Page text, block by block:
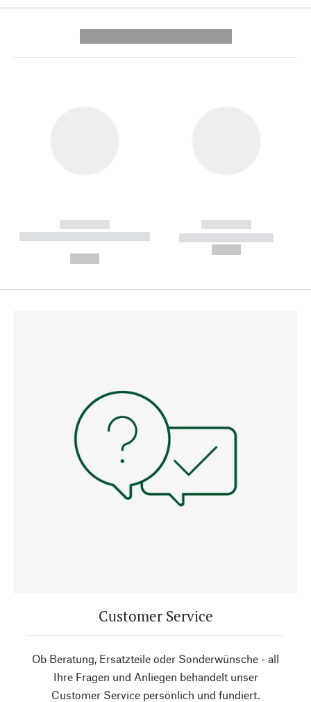
------------
----------- ----------- --------
------------
----------- -----------
Customer Service
Ob Beratung, Ersatzteile oder Sonderwünsche - all
Ihre Fragen und Anliegen behandelt unser
Customer Service persönlich und fundiert.